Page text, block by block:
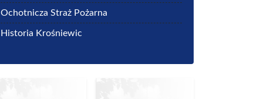
Ochotnicza Straż Pożarna
Historia Krośniewic